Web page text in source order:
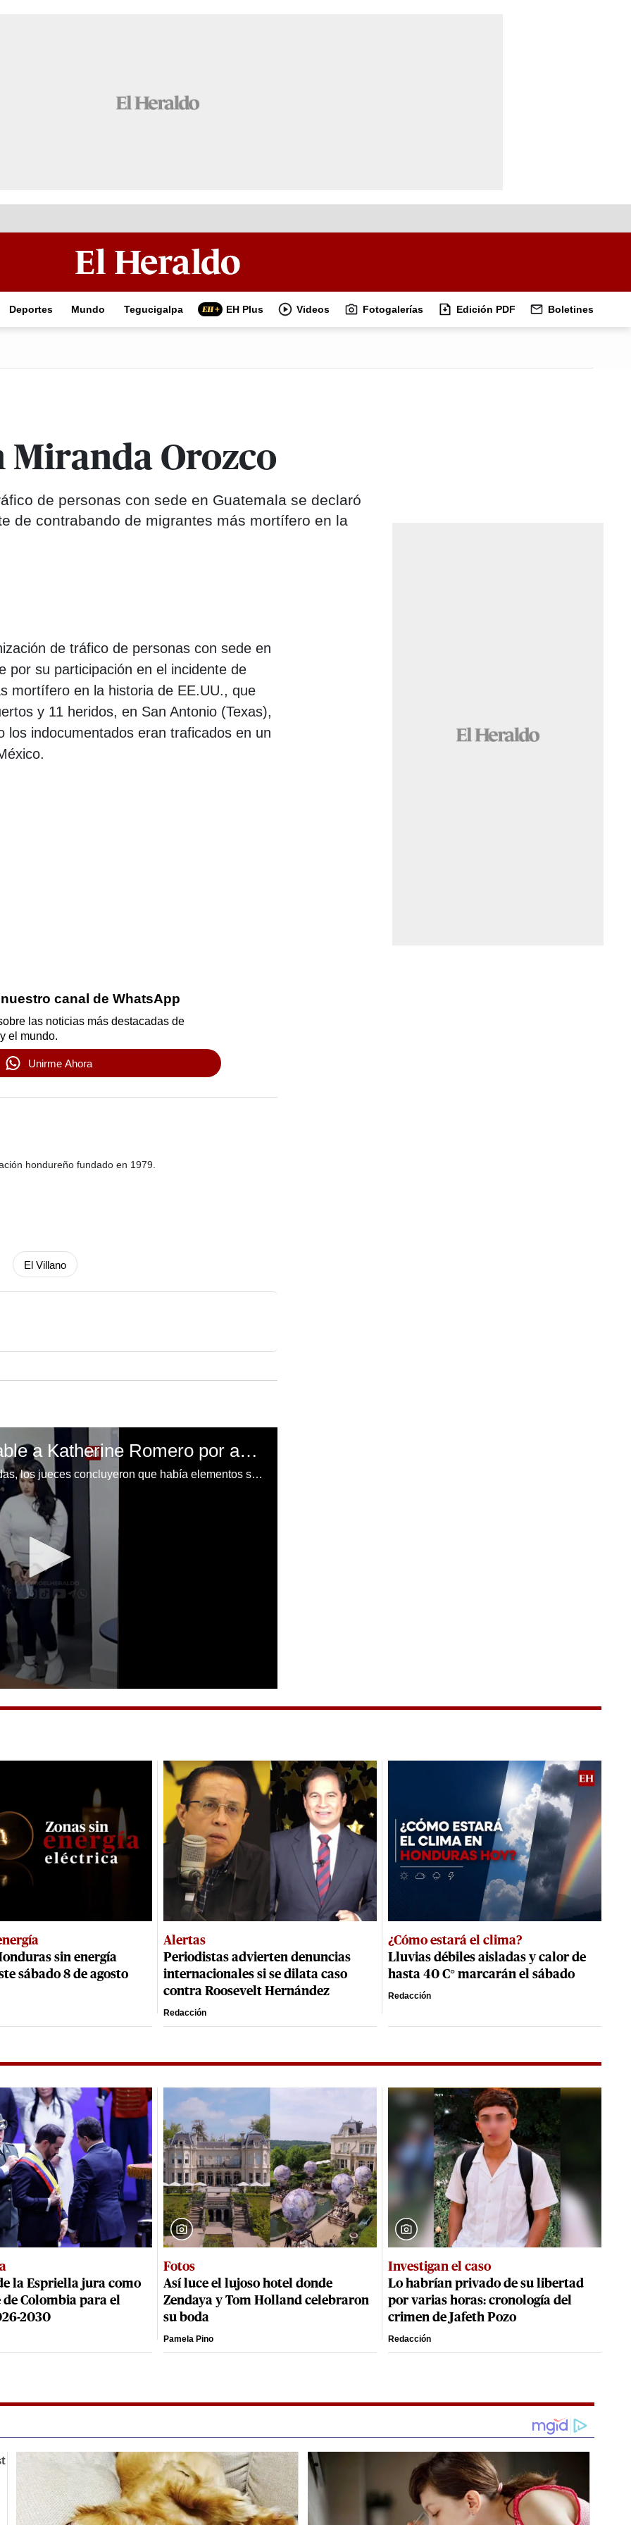
Deportes Mundo Tegucigalpa EH Plus Videos Fotogalerías Edición PDF Boletines
Miranda Orozco
de personas con sede en Guatemala se declaró
de contrabando de migrantes más mortífero en la
de tráfico de personas con sede en
por su participación en el incidente de
mortífero en la historia de EE.UU., que
y 11 heridos, en San Antonio (Texas),
los indocumentados eran traficados en un
canal de WhatsApp
las noticias más destacadas de
el mundo.
Unirme Ahora
hondureño fundado en 1979.
El Villano
Tribunal declara culpable a Katherine Romero por abuso
Tras evaluar las pruebas presentadas, los jueces concluyeron que había elementos suficientes para declarar culpable a Romero por abusar de sus hijastros.
sin energía
sábado 8 de agosto
Alertas
Periodistas advierten denuncias
internacionales si se dilata caso
contra Roosevelt Hernández
Redacción
¿Cómo estará el clima?
Lluvias débiles aisladas y calor de
hasta 40 C° marcarán el sábado
Redacción
la Espriella jura como
Colombia para el
2030
Fotos
Así luce el lujoso hotel donde
Zendaya y Tom Holland celebraron
su boda
Pamela Pino
Investigan el caso
Lo habrían privado de su libertad
por varias horas: cronología del
crimen de Jafeth Pozo
Redacción